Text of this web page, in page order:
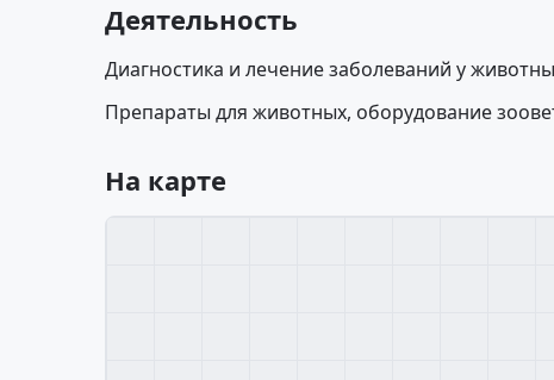
Деятельность
Диагностика и лечение заболеваний у
Препараты для животных, оборудование
На карте